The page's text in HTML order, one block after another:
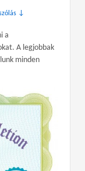
↓
a
A legjobbak
minden